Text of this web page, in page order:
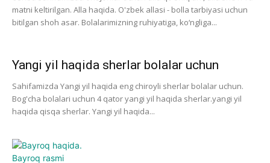
matni keltirilgan. Alla haqida. O'zbek allasi - bolla tarbiyasi uchun
bitilgan shoh asar. Bolalarimizning ruhiyatiga, ko‘ngliga...
Yangi yil haqida sherlar bolalar uchun
Sahifamizda Yangi yil haqida eng chiroyli sherlar bolalar uchun.
Bog'cha bolalari uchun 4 qator yangi yil haqida sherlar.yangi yil
haqida qisqa sherlar. Yangi yil haqida...